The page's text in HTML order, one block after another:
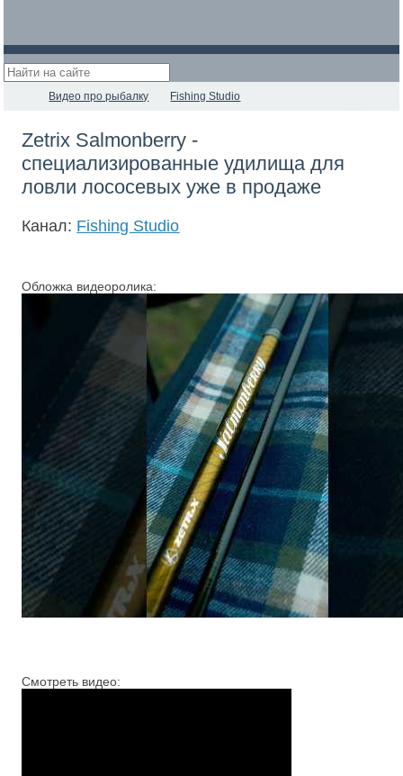
Видео про рыбалку Fishing Studio
Zetrix Salmonberry -
специализированные удилища для
ловли лососевых уже в продаже
Канал: Fishing Studio
Обложка видеоролика:
Смотреть видео: